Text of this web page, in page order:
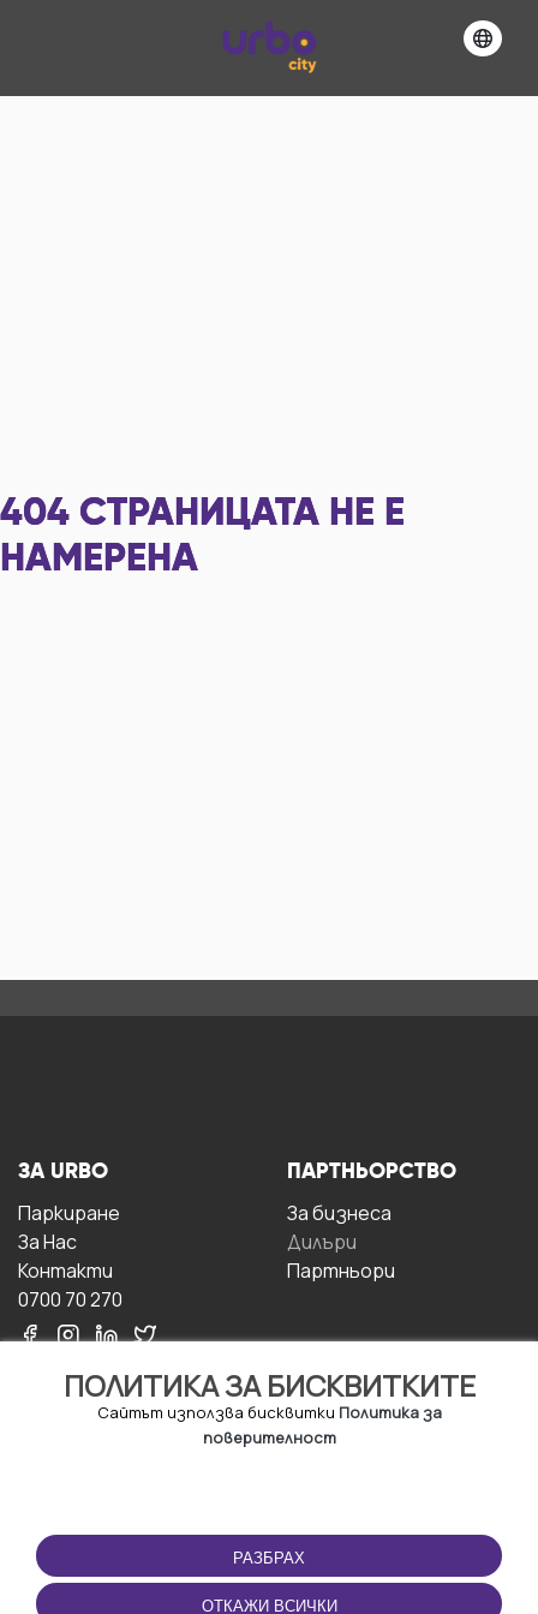
404 СТРАНИЦАТА НЕ Е
НАМЕРЕНА
ПОЛИТИКА ЗА БИСКВИТКИТЕ
Сайтът използва бисквитки Политика за
поверителност
РАЗБРАХ
ОТКАЖИ ВСИЧКИ
ЗА URBO
Паркиране
За Hас
Контакти
0700 70 270
ПАРТНЬОРСТВО
За бизнесa
Дилъри
Партньори
ПОЛЗВАНЕ
Правила и условия за
ползване
ПРИЛОЖЕНИЕТО